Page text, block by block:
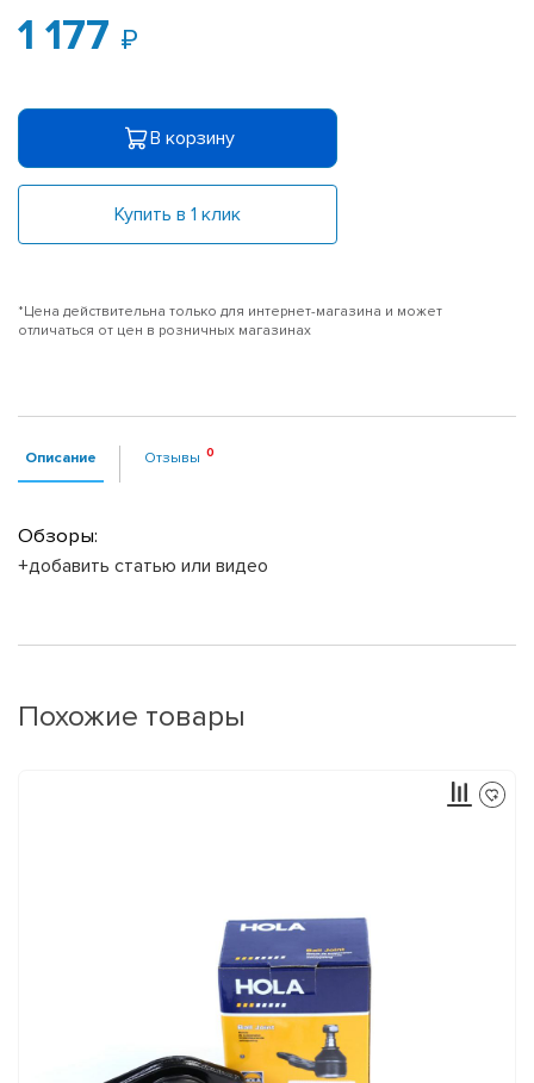
1 177
В корзину
Купить в 1 клик
*Цена действительна только для интернет-магазина и может
отличаться от цен в розничных магазинах
Описание Отзывы
Обзоры:
+добавить статью или видео
Похожие товары